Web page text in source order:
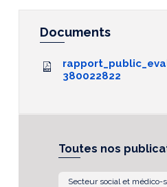
Documents
380022822
Toutes nos
Secteur social et médico-